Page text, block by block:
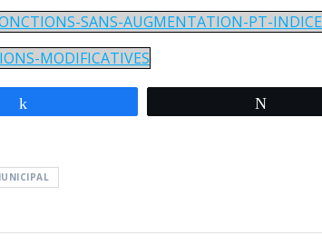
SANS-AUGMENTATION-PT-INDICE
MODIFICATIVES